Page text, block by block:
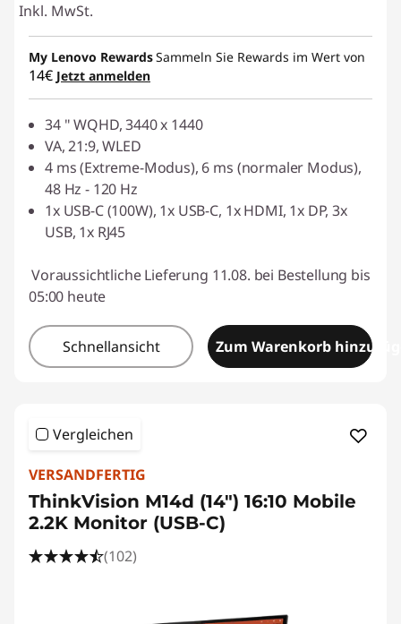
Inkl. MwSt.
My Lenovo RewardsSammeln Sie Rewards im Wert von
14€ Jetzt anmelden
34 " WQHD, 3440 x 1440
VA, 21:9, WLED
4 ms (Extreme-Modus), 6 ms (normaler Modus),
48 Hz - 120 Hz
1x USB-C (100W), 1x USB-C, 1x HDMI, 1x DP, 3x
USB, 1x RJ45
Voraussichtliche Lieferung 11.08. bei Bestellung bis
05:00 heute
Schnellansicht Zum Warenkorb
Vergleichen
VERSANDFERTIG
ThinkVision M14d (14") 16:10 Mobile
2.2K Monitor (USB-C)
(102)